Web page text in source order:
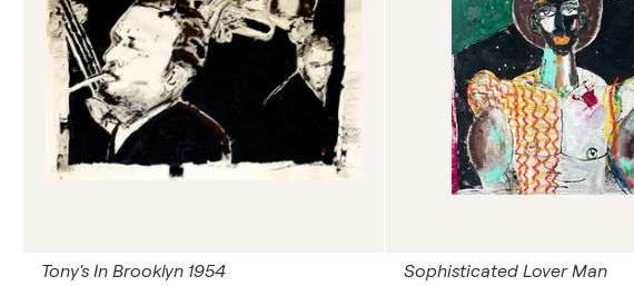
Tony's In Brooklyn 1954 Sophisticated Lover Man